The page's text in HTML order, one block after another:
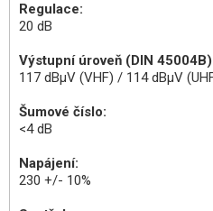
Regulace:
20 dB
Výstupní úroveň (DIN
117 dBµV (VHF) / 114 dBµV
Šumové číslo:
<4 dB
Napájení:
230 +/- 10%